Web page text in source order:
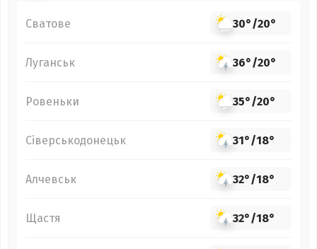
Сватове 30°/20°
Луганськ 36°/20°
Ровеньки 35°/20°
Сіверськодонецьк 31°/18°
Алчевськ 32°/18°
Щастя 32°/18°